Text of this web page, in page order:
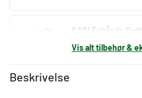
KABI Enhånds
Vis alt tilbehør &
Beskrivelse